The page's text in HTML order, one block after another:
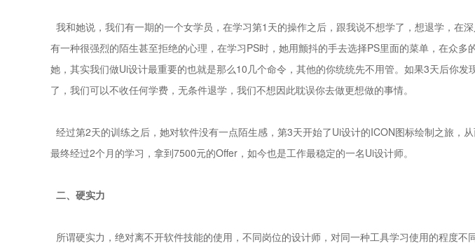
我和她说，我们有一期的一个女学员，在学习第1天的操作之后，跟我说不想学了，想退学，在
有一种很强烈的陌生甚至拒绝的心理，在学习PS时，她用颤抖的手去选择PS里面的菜单，在众多
她，其实我们做Ui设计最重要的也就是那么10几个命令，其他的你统统先不用管。如果3天后你发
了，我们可以不收任何学费，无条件退学，我们不想因此耽误你去做更想做的事情。
经过第2天的训练之后，她对软件没有一点陌生感，第3天开始了Ui设计的ICON图标绘制之旅，
最终经过2个月的学习，拿到7500元的Offer，如今也是工作最稳定的一名Ui设计师。
二、硬实力
所谓硬实力，绝对离不开软件技能的使用，不同岗位的设计师，对同一种工具学习使用的程度不